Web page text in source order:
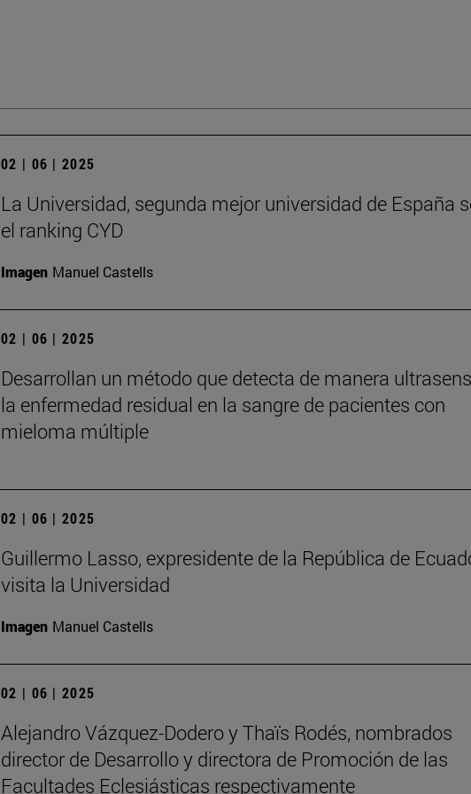
02 | 06 | 2025
La Universidad, segunda mejor universidad de España
el ranking CYD
Imagen Manuel Castells
02 | 06 | 2025
Desarrollan un método que detecta de manera
la enfermedad residual en la sangre de pacientes con
mieloma múltiple
02 | 06 | 2025
Guillermo Lasso, expresidente de la República de
visita la Universidad
Imagen Manuel Castells
02 | 06 | 2025
Alejandro Vázquez-Dodero y Thaïs Rodés, nombrados
director de Desarrollo y directora de Promoción de las
Facultades Eclesiásticas respectivamente